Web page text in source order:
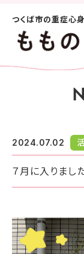
つくば市の重症心
2024.07.02
７月に入りました